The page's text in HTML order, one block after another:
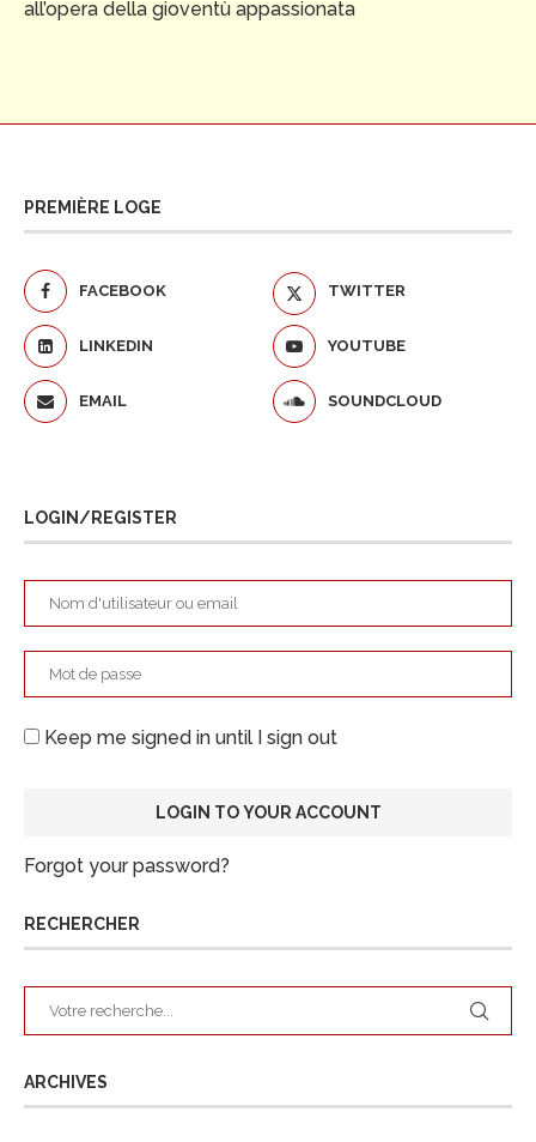
all’opera della gioventù appassionata
PREMIÈRE LOGE
FACEBOOK TWITTER
LINKEDIN YOUTUBE
EMAIL SOUNDCLOUD
LOGIN/REGISTER
Keep me signed in until I sign out
Forgot your password?
RECHERCHER
ARCHIVES